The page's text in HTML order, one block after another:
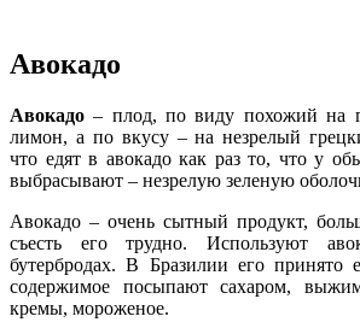
Авокадо
Авокадо – плод, по виду похожий на
лимон, а по вкусу – на незрелый
что едят в авокадо как раз то, что у
выбрасывают – незрелую зеленую
Авокадо – очень сытный продукт,
съесть его трудно. Используют
бутербродах. В Бразилии его принято
содержимое посыпают сахаром,
кремы, мороженое.